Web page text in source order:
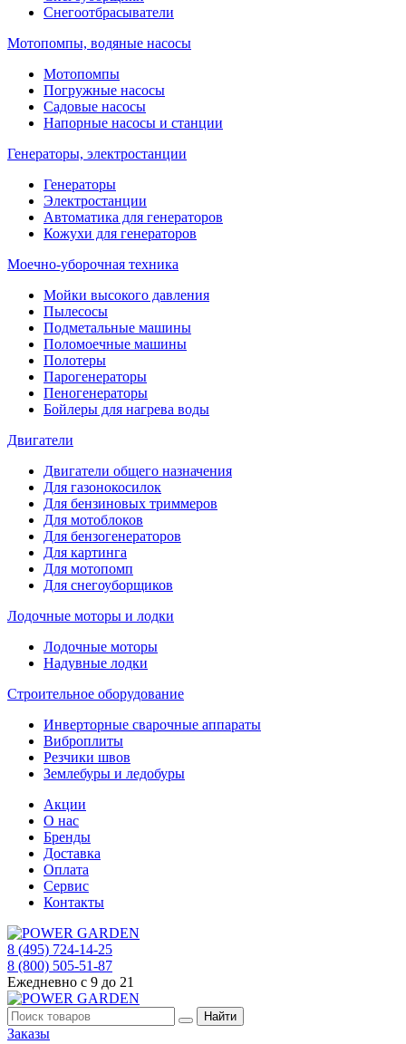
Снегоотбрасыватели
Мотопомпы, водяные насосы
Мотопомпы
Погружные насосы
Садовые насосы
Напорные насосы и станции
Генераторы, электростанции
Генераторы
Электростанции
Автоматика для генераторов
Кожухи для генераторов
Моечно-уборочная техника
Мойки высокого давления
Пылесосы
Подметальные машины
Поломоечные машины
Полотеры
Парогенераторы
Пеногенераторы
Бойлеры для нагрева воды
Двигатели
Двигатели общего назначения
Для газонокосилок
Для бензиновых триммеров
Для мотоблоков
Для бензогенераторов
Для картинга
Для мотопомп
Для снегоуборщиков
Лодочные моторы и лодки
Лодочные моторы
Надувные лодки
Строительное оборудование
Инверторные сварочные аппараты
Виброплиты
Резчики швов
Землебуры и ледобуры
Акции
О нас
Бренды
Доставка
Оплата
Сервис
Контакты
8 (495) 724-14-25
8 (800) 505-51-87
Ежедневно с 9 до 21
Заказы